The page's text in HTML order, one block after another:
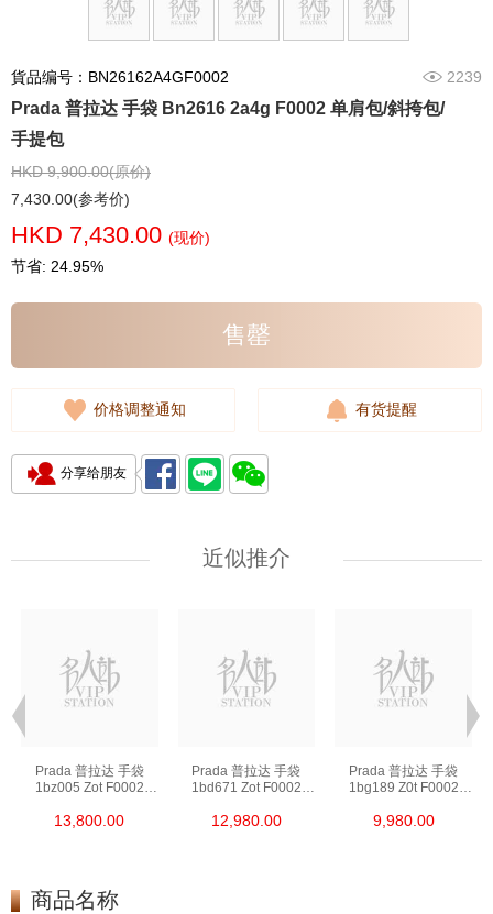
貨品编号：BN26162A4GF0002 2239
Prada 普拉达 手袋 Bn2616 2a4g F0002 单肩包/斜挎包/
手提包
HKD 9,900.00(原价)
7,430.00(参考价)
HKD 7,430.00 (现价)
节省: 24.95%
售罄
价格调整通知 有货提醒
分享给朋友
近似推介
Prada 普拉达 手袋
1bz005 Zot F0002
13,800.00
Prada 普拉达 手袋
1bd671 Zot F0002
12,980.00
Prada 普拉达 手袋
1bg189 Z0t F0002
9,980.00
商品名称